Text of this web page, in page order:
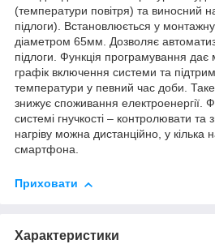
(температури повітря) та виносний
підлоги). Встановлюється у
діаметром 65мм. Дозволяє
підлоги. Функція програмування дає
графік включення системи та
температури у певний час доби.
знижує споживання електроенергії.
системі гнучкості – контролювати
нагріву можна дистанційно, у кілька
смартфона.
Приховати
Характеристики